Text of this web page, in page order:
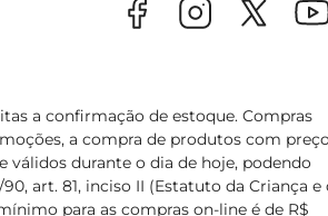
a confirmação de estoque. Compras
a compra de produtos com
válidos durante o dia de hoje, podendo
art. 81, inciso II (Estatuto da Criança e
para as compras on-line é de R$